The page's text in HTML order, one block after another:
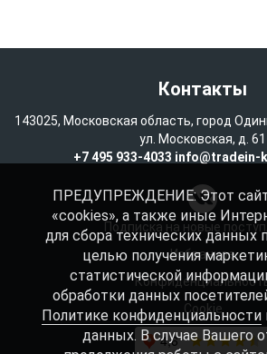
Контакты
143025, Московская область, город
ул. Московская, д. 61
+7 495 933-4033 info@tradein-
Подписка на новые
Избранное
Cookie
ПРЕДУПРЕЖДЕНИЕ: Этот сайт
«cookies», а также иные
для сбора технических данных
целью получения
статистической
обработки данных
Политике конфиденциальности
данных. В случае Вашего